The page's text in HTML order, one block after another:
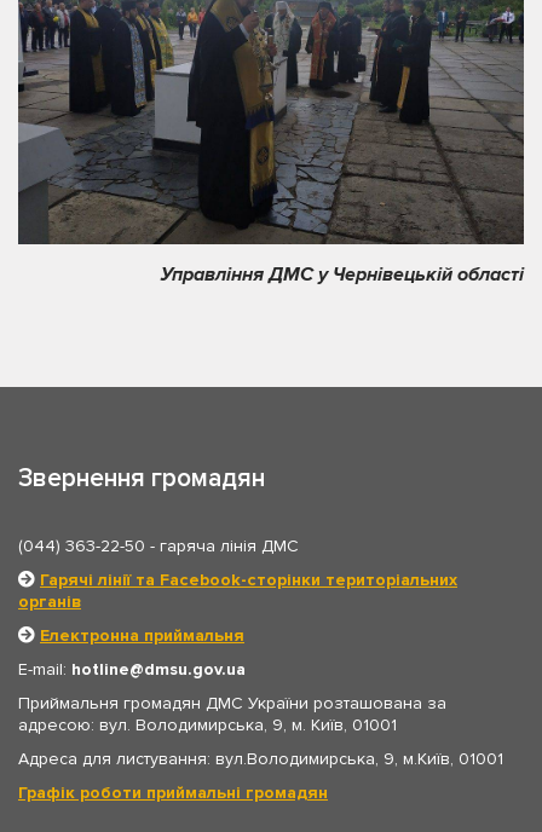
Управління ДМС у Чернівецькій області
Звернення громадян
(044) 363-22-50 - гаряча лінія ДМС
Гарячі лінії та Facebook-сторінки територіальних
органів
Електронна приймальня
E-mail: hotline
dmsu.gov.ua
Приймальня громадян ДМС України розташована за
адресою: вул. Володимирська, 9, м. Київ, 01001
Адреса для листування: вул.Володимирська, 9, м.Київ, 01001
Графік роботи приймальні громадян